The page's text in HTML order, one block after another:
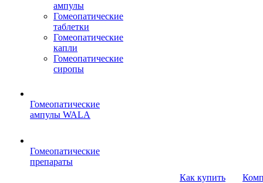
ампулы
Гомеопатические
таблетки
Гомеопатические
капли
Гомеопатические
сиропы
Гомеопатические
ампулы WALA
Гомеопатические
препараты
Как купить